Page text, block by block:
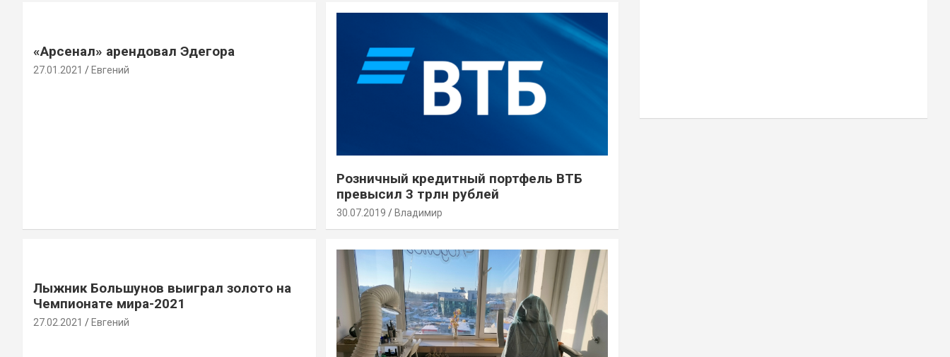
«Арсенал» арендовал Эдегора
27.01.2021 Евгений
Розничный кредитный портфель ВТБ
превысил 3 трлн рублей
30.07.2019 Владимир
Лыжник Большунов выиграл золото на
Чемпионате мира-2021
27.02.2021 Евгений